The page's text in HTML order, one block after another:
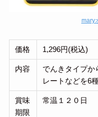
mary
価格 1,296円(税込)
内容
でんきタイプか
レートなどを6
賞味
期限
常温１２０日